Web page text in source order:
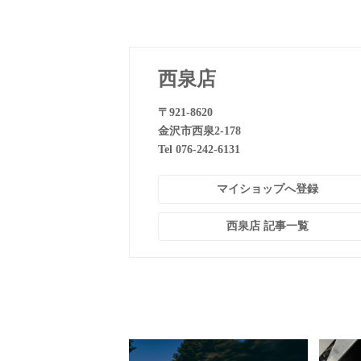
西泉店
〒921-8620
金沢市西泉2-178
Tel 076-242-6131
マイショップへ登録
西泉店 記事一覧